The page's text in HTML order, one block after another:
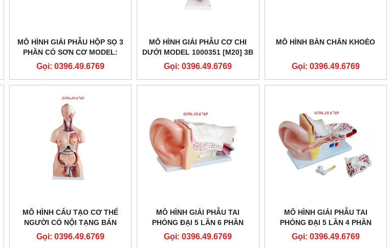
MÔ HÌNH GIẢI PHẪU HỘP SỌ 3
PHẦN CÓ SƠN CƠ MODEL:
GD/A11111/2 HÃNG SẢN XUẤT
SHANGHAI HONGLIAN
Gọi: 0396.49.6769
MÔ HÌNH GIẢI PHẪU CƠ CHI
DƯỚI MODEL 1000351 [M20] 3B
SCIENTIFIC
Gọi: 0396.49.6769
MÔ HÌNH BÀN CHÂN KHOÈO
Gọi: 0396.49.6769
MÔ HÌNH CẤU TẠO CƠ THỂ
NGƯỜI CÓ NỘI TẠNG BÁN
THÂN 85CM 23 PHẦN THÁO
Gọi: 0396.49.6769
MÔ HÌNH GIẢI PHẪU TAI
PHÓNG ĐẠI 5 LẦN 6 PHẦN
THÁO RỜI
Gọi: 0396.49.6769
MÔ HÌNH GIẢI PHẪU TAI
PHÓNG ĐẠI 5 LẦN 4 PHẦN
THÁO RỜI
Gọi: 0396.49.6769